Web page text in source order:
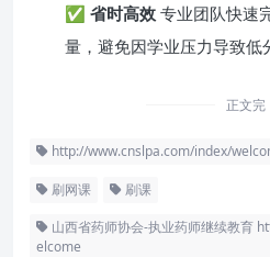
✅ 省时高效 专业团队快速
量，避免因学业压力导致低
正文完
http://www.cnslpa.com/index/
刷网课
刷课
山西省药师协会-执业药师继续教育
elcome